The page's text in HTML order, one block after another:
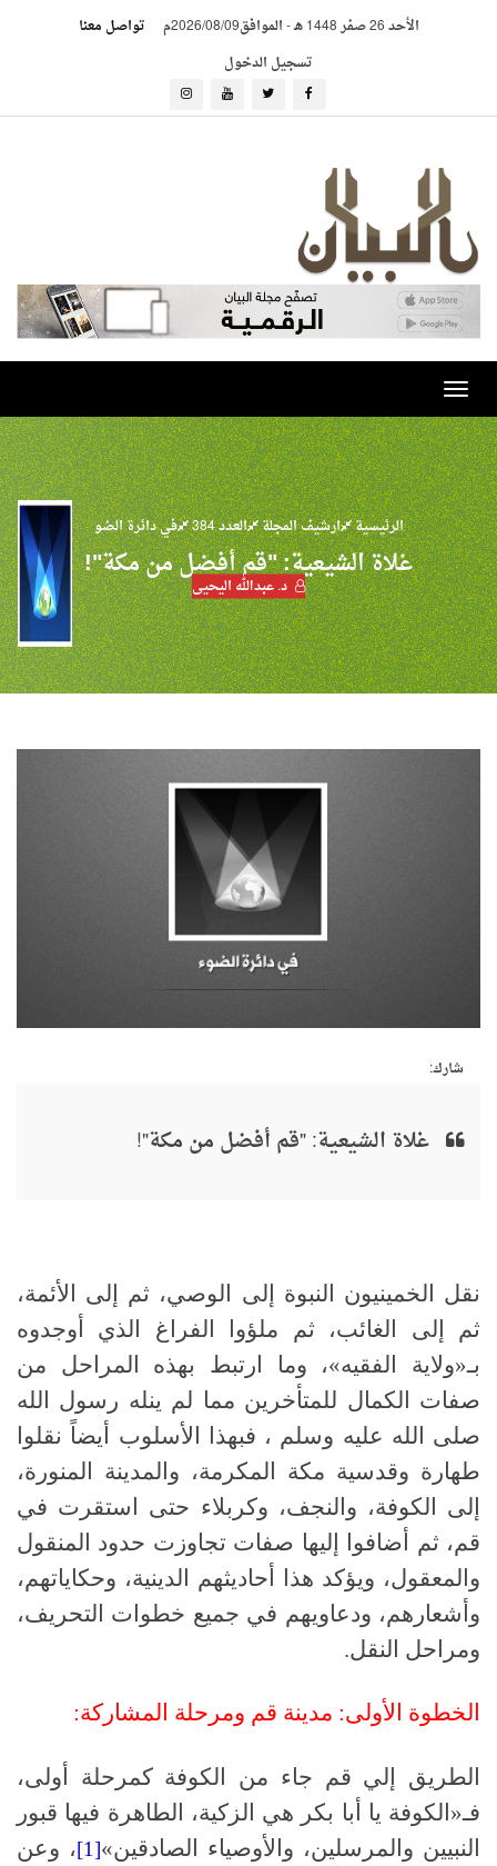
الأحد 26 صفر 1448 هـ -الموافق2026/08/09م
تواصل معنا
تسجيل الدخول
Toggle
navigation
الرئيسية ارشيف المجلة العدد 384 في دائرة الضو
غلاة الشيعية: "قم أفضل من مكة"!
د. عبدالله اليحيى
شارك:
غلاة الشيعية: "قم أفضل من مكة"!
نقل الخمينيون النبوة إلى الوصي، ثم إلى الأئمة،
ثم إلى الغائب، ثم ملؤوا الفراغ الذي أوجدوه
بـ«ولاية الفقيه»، وما ارتبط بهذه المراحل من
صفات الكمال للمتأخرين مما لم ينله رسول الله
صلى الله عليه وسلم ، فبهذا الأسلوب أيضاً نقلوا
طهارة وقدسية مكة المكرمة، والمدينة المنورة،
إلى الكوفة، والنجف، وكربلاء حتى استقرت في
قم، ثم أضافوا إليها صفات تجاوزت حدود المنقول
والمعقول، ويؤكد هذا أحاديثهم الدينية، وحكاياتهم،
وأشعارهم، ودعاويهم في جميع خطوات التحريف،
ومراحل النقل.
الخطوة الأولى: مدينة قم ومرحلة المشاركة:
الطريق إلي قم جاء من الكوفة كمرحلة أولى،
فـ«الكوفة يا أبا بكر هي الزكية، الطاهرة فيها قبور
النبيين والمرسلين، والأوصياء الصادقين»[1]
، وعن